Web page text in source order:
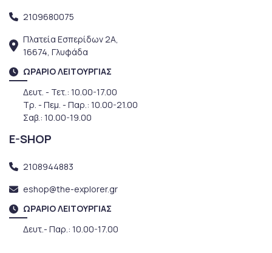
2109680075
Πλατεία Εσπερίδων 2Α,
16674, Γλυφάδα
ΩΡΑΡΙΟ ΛΕΙΤΟΥΡΓΙΑΣ
Δευτ. - Τετ.: 10.00-17.00
Τρ. - Πεμ. - Παρ.: 10.00-21.00
Σαβ.: 10.00-19.00
E-SHOP
2108944883
eshop@the-explorer.gr
ΩΡΑΡΙΟ ΛΕΙΤΟΥΡΓΙΑΣ
Δευτ.- Παρ.: 10.00-17.00